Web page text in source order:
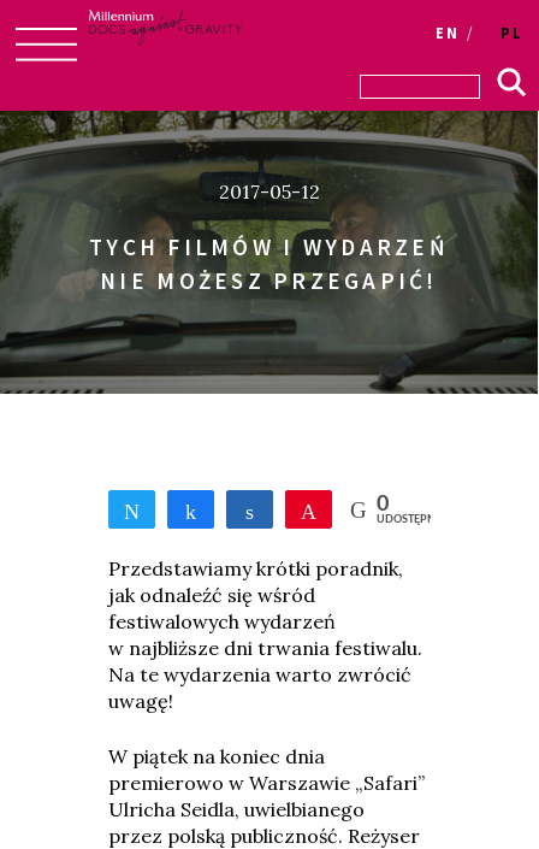
to
content
Login
EN PL
2017-05-12
TYCH FILMÓW I WYDARZEŃ
NIE MOŻESZ PRZEGAPIĆ!
Tweetnij UdostępnijUdostępnijPrzypnij
0
UDOSTĘPNIEŃ
Przedstawiamy krótki poradnik,
jak odnaleźć się wśród
festiwalowych wydarzeń
w najbliższe dni trwania festiwalu.
Na te wydarzenia warto zwrócić
uwagę!
W piątek na koniec dnia
premierowo w Warszawie „Safari”
Ulricha Seidla, uwielbianego
przez polską publiczność. Reżyser